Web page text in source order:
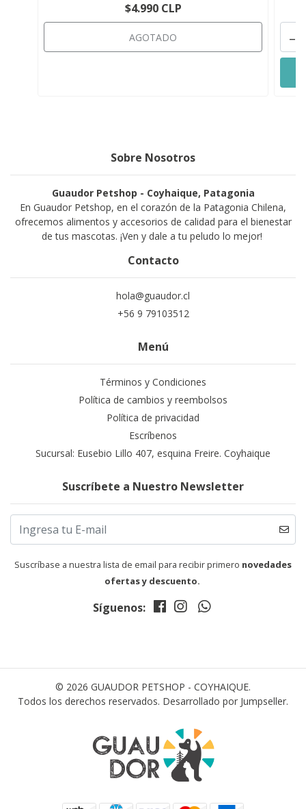
$4.990 CLP
AGOTADO -
Sobre Nosotros
Guaudor Petshop - Coyhaique, Patagonia
En Guaudor Petshop, en el corazón de la Patagonia Chilena,
ofrecemos alimentos y accesorios de calidad para el bienestar
de tus mascotas. ¡Ven y dale a tu peludo lo mejor!
Contacto
hola@guaudor.cl
+56 9 79103512
Menú
Términos y Condiciones
Política de cambios y reembolsos
Política de privacidad
Escríbenos
Sucursal: Eusebio Lillo 407, esquina Freire. Coyhaique
Suscríbete a Nuestro Newsletter
Suscríbase a nuestra lista de email para recibir primero novedades
ofertas y descuento.
Síguenos:
© 2026 GUAUDOR PETSHOP - COYHAIQUE.
Todos los derechos reservados. Desarrollado por Jumpseller.